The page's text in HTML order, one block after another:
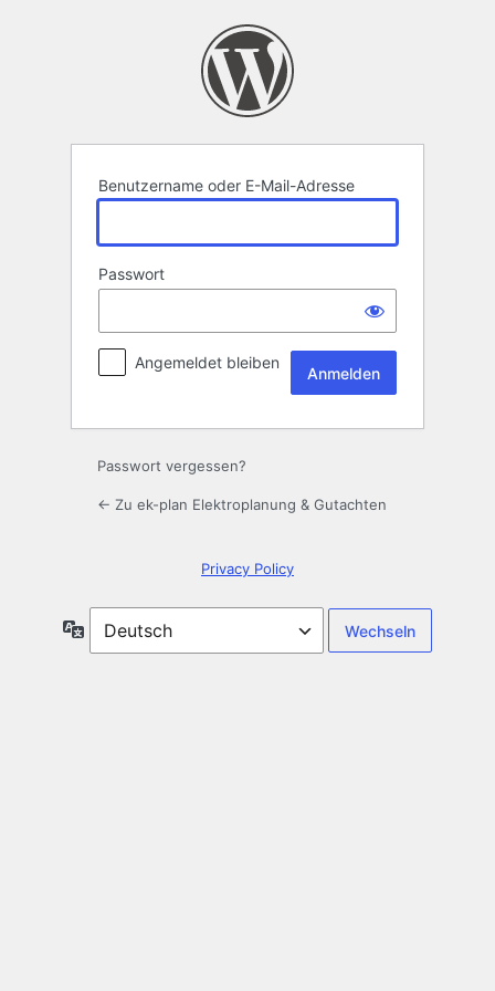
Benutzername oder E-Mail-Adresse
Passwort
Angemeldet bleiben
Passwort vergessen?
← Zu ek-plan Elektroplanung & Gutachten
Privacy Policy
Sprache